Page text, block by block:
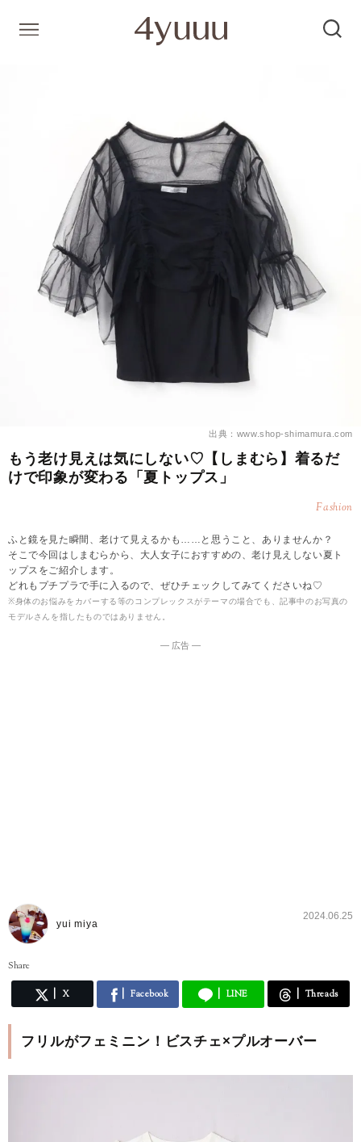
出典：www.shop-shimamura.com
もう老け見えは気にしない♡【しまむら】着るだ
けで印象が変わる「夏トップス」
Fashion
ふと鏡を見た瞬間、老けて見えるかも……と思うこと、ありませんか？
そこで今回はしまむらから、大人女子におすすめの、老け見えしない夏ト
ップスをご紹介します。
どれもプチプラで手に入るので、ぜひチェックしてみてくださいね♡
※身体のお悩みをカバーする等のコンプレックスがテーマの場合でも、記事中のお写真の
モデルさんを指したものではありません。
― 広告 ―
yui miya
2024.06.25
Share
X Facebook LINE Threads
フリルがフェミニン！ビスチェ×プルオーバー